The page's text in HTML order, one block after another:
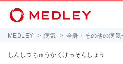
MEDLEY > 病気 > 全身・その他の病気
しんしつちゅうかくけっそんしょう